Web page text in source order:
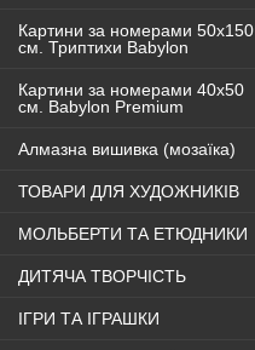
Картини за номерами 50х150
см. Триптихи Babylon
Картини за номерами 40х50
см. Babylon Premium
Алмазна вишивка (мозаїка)
ТОВАРИ ДЛЯ ХУДОЖНИКІВ
МОЛЬБЕРТИ ТА ЕТЮДНИКИ
ДИТЯЧА ТВОРЧІСТЬ
ІГРИ ТА ІГРАШКИ